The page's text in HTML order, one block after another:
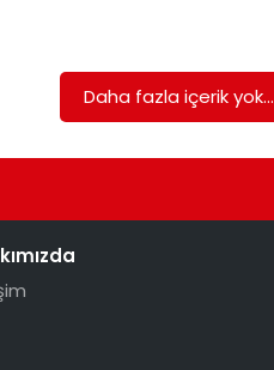
Daha fazla içerik yok...